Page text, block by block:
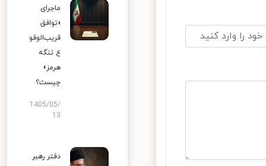
ماجرای
«توافق
قریب‌الوقو
ع تنگه
هرمز»
چیست؟
1405/05/
13
دفتر رهبر